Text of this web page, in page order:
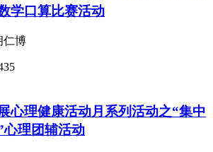
学口算比赛活动
仁博
心理健康活动月系列活动之“集中
心理团辅活动